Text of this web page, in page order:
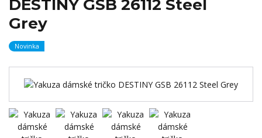
DESTINY GSB 26112 Steel
Grey
Novinka